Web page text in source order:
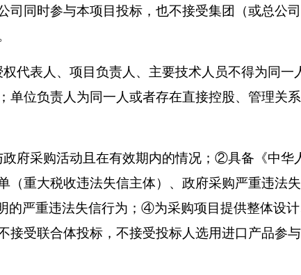
同时参与本项目投标，也不接受集团（或总公
代表人、项目负责人、主要技术人员不得为同
位负责人为同一人或者存在直接控股、管理关
府采购活动且在有效期内的情况；②具备《中华
重大税收违法失信主体）、政府采购严重违法
的严重违法失信行为；④为采购项目提供整体设
受联合体投标，不接受投标人选用进口产品参